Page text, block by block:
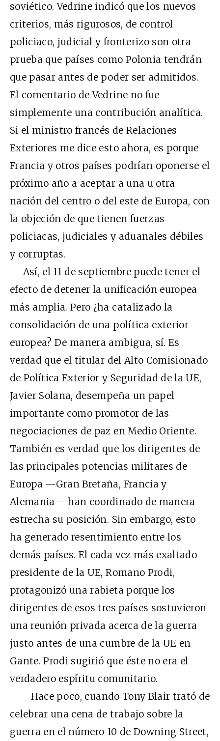
soviético. Vedrine indicó que los nuevos
criterios, más rigurosos, de control
policiaco, judicial y fronterizo son otra
prueba que países como Polonia tendrán
que pasar antes de poder ser admitidos.
El comentario de Vedrine no fue
simplemente una contribución analítica.
Si el ministro francés de Relaciones
Exteriores me dice esto ahora, es porque
Francia y otros países podrían oponerse el
próximo año a aceptar a una u otra
nación del centro o del este de Europa, con
la objeción de que tienen fuerzas
policiacas, judiciales y aduanales débiles
y corruptas.
Así, el 11 de septiembre puede tener el
efecto de detener la unificación europea
más amplia. Pero ¿ha catalizado la
consolidación de una política exterior
europea? De manera ambigua, sí. Es
verdad que el titular del Alto Comisionado
de Política Exterior y Seguridad de la UE,
Javier Solana, desempeña un papel
importante como promotor de las
negociaciones de paz en Medio Oriente.
También es verdad que los dirigentes de
las principales potencias militares de
Europa —Gran Bretaña, Francia y
Alemania— han coordinado de manera
estrecha su posición. Sin embargo, esto
ha generado resentimiento entre los
demás países. El cada vez más exaltado
presidente de la UE, Romano Prodi,
protagonizó una rabieta porque los
dirigentes de esos tres países sostuvieron
una reunión privada acerca de la guerra
justo antes de una cumbre de la UE en
Gante. Prodi sugirió que éste no era el
verdadero espíritu comunitario.
Hace poco, cuando Tony Blair trató de
celebrar una cena de trabajo sobre la
guerra en el número 10 de Downing Street,